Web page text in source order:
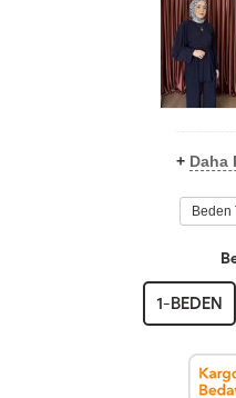
+ Daha
Beden
1-BEDEN